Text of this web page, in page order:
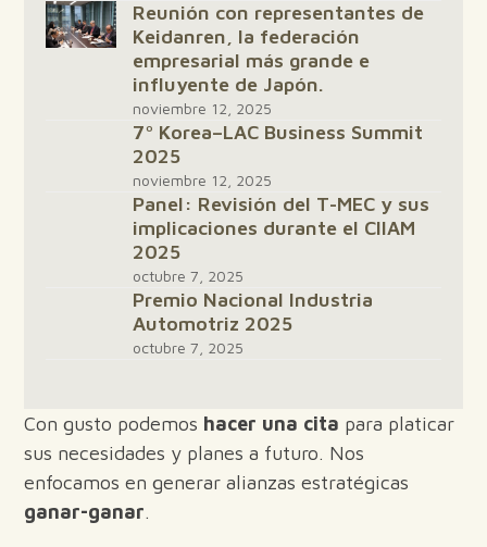
Reunión con representantes de
Keidanren, la federación
empresarial más grande e
influyente de Japón.
noviembre 12, 2025
7º Korea–LAC Business Summit
2025
noviembre 12, 2025
Panel: Revisión del T-MEC y sus
implicaciones durante el CIIAM
2025
octubre 7, 2025
Premio Nacional Industria
Automotriz 2025
octubre 7, 2025
Con gusto podemos hacer una cita para platicar
sus necesidades y planes a futuro. Nos
enfocamos en generar alianzas estratégicas
ganar-ganar.